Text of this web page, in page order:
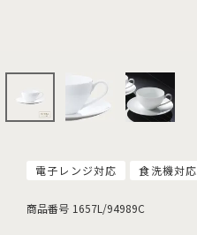
電子レンジ対応 食洗機対応
商品番号 1657L/94989C